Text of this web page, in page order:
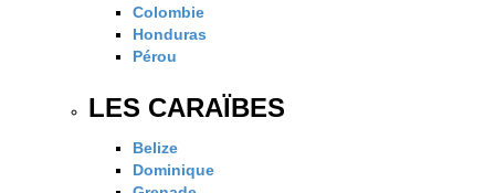
Colombie
Honduras
Pérou
LES CARAÏBES
Belize
Dominique